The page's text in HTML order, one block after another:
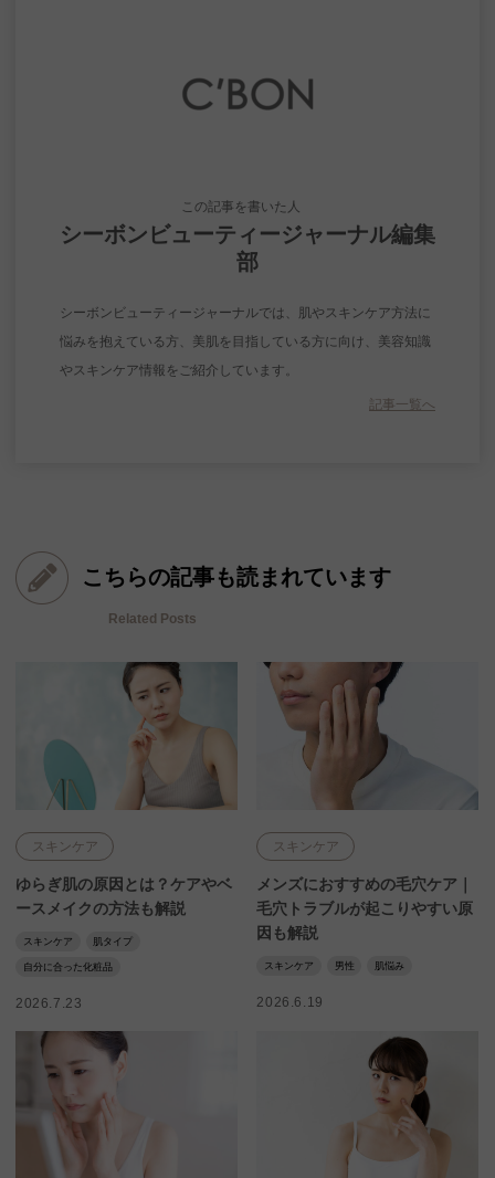
この記事を書いた人
シーボンビューティージャーナル編集
部
シーボンビューティージャーナルでは、肌やスキンケア方法に
悩みを抱えている方、美肌を目指している方に向け、美容知識
やスキンケア情報をご紹介しています。
記事一覧へ
こちらの記事も読まれています
Related Posts
スキンケア
ゆらぎ肌の原因とは？ケアやベ
ースメイクの方法も解説
スキンケア 肌タイプ
自分に合った化粧品
2026.7.23
スキンケア
メンズにおすすめの毛穴ケア｜
毛穴トラブルが起こりやすい原
因も解説
スキンケア 男性 肌悩み
2026.6.19